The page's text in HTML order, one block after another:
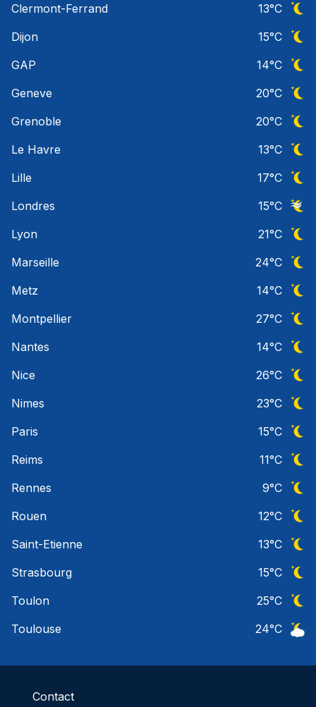
Clermont-Ferrand
13°C
Dijon
15°C
GAP
14°C
Geneve
20°C
Grenoble
20°C
Le Havre
13°C
Lille
17°C
Londres
15°C
Lyon
21°C
Marseille
24°C
Metz
14°C
Montpellier
27°C
Nantes
14°C
Nice
26°C
Nimes
23°C
Paris
15°C
Reims
11°C
Rennes
9°C
Rouen
12°C
Saint-Etienne
13°C
Strasbourg
15°C
Toulon
25°C
Toulouse
24°C
Contact